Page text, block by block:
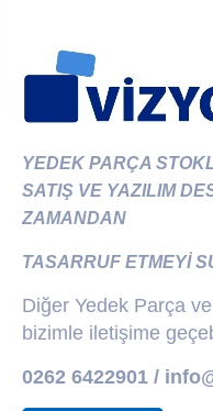
YEDEK PARÇA
SATIŞ VE YAZILIM
ZAMANDAN
TASARRUF ETMEYİ
Diğer Yedek Parça
bizimle iletişime
0262 6422901 /